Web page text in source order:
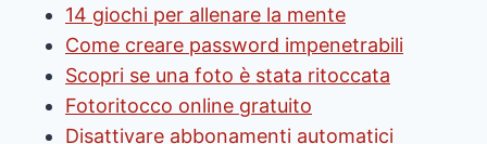
14 giochi per allenare la mente
Come creare password impenetrabili
Scopri se una foto è stata ritoccata
Fotoritocco online gratuito
Disattivare abbonamenti automatici